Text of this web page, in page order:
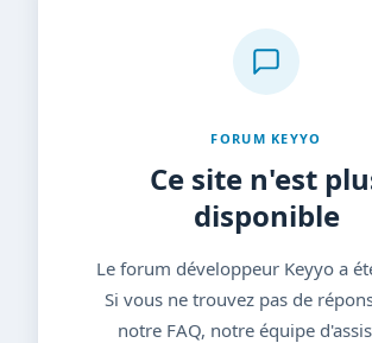
FORUM KEYYO
Ce site n'est
disponible
Le forum développeur Keyyo a
Si vous ne trouvez pas de
notre FAQ, notre équipe